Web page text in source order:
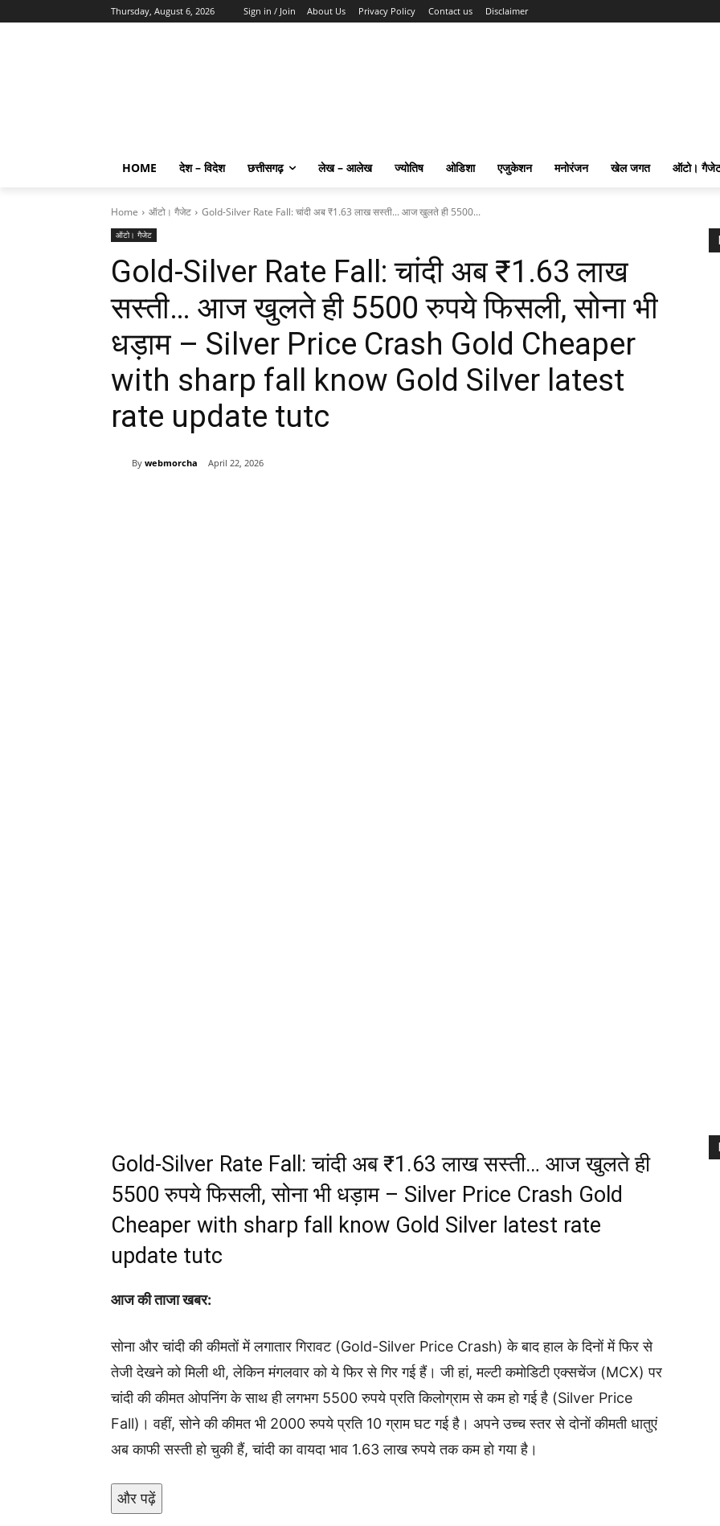
Thursday, August 6, 2026 Sign in / Join About Us Privacy Policy Contact us Disclaimer
HOME देश – विदेश छत्तीसगढ़ लेख – आलेख ज्योतिष ओडिशा एजुकेशन मनोरंजन खेल जगत ऑटो।
Home ऑटो। गैजेट Gold-Silver Rate Fall: चांदी अब ₹1.63 लाख सस्ती... आज खुलते ही 5500...
ऑटो। गैजेट
Gold-Silver Rate Fall: चांदी अब ₹1.63 लाख
सस्ती… आज खुलते ही 5500 रुपये फिसली, सोना भी
धड़ाम – Silver Price Crash Gold Cheaper
with sharp fall know Gold Silver latest
rate update tutc
By webmorcha April 22, 2026
Gold-Silver Rate Fall: चांदी अब ₹1.63 लाख सस्ती… आज खुलते ही
5500 रुपये फिसली, सोना भी धड़ाम – Silver Price Crash Gold
Cheaper with sharp fall know Gold Silver latest rate
update tutc
आज की ताजा खबर:
सोना और चांदी की कीमतों में लगातार गिरावट (Gold-Silver Price Crash) के बाद हाल के दिनों में फिर से
तेजी देखने को मिली थी, लेकिन मंगलवार को ये फिर से गिर गई हैं। जी हां, मल्टी कमोडिटी एक्सचेंज (MCX) पर
चांदी की कीमत ओपनिंग के साथ ही लगभग 5500 रुपये प्रति किलोग्राम से कम हो गई है (Silver Price
Fall)। वहीं, सोने की कीमत भी 2000 रुपये प्रति 10 ग्राम घट गई है। अपने उच्च स्तर से दोनों कीमती धातुएं
अब काफी सस्ती हो चुकी हैं, चांदी का वायदा भाव 1.63 लाख रुपये तक कम हो गया है।
और पढ़ें